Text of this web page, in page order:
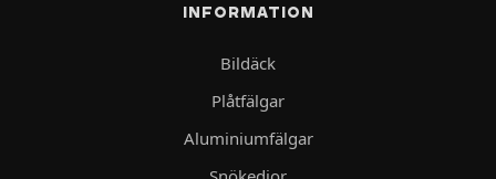
INFORMATION
Bildäck
Plåtfälgar
Aluminiumfälgar